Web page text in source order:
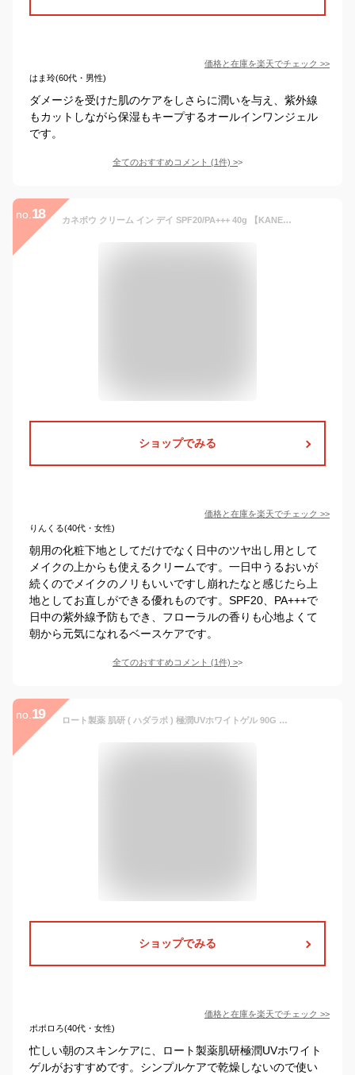
価格と在庫を楽天でチェック >>
はま玲(60代・男性)
ダメージを受けた肌のケアをしさらに潤いを与え、紫外線
もカットしながら保湿もキープするオールインワンジェル
です。
全てのおすすめコメント (1件) >
no. 18 カネボウ クリーム イン デイ SPF20/PA+++ 40g 【KANEBO】【W_195】
ショップでみる
価格と在庫を楽天でチェック >>
りんくる(40代・女性)
朝用の化粧下地としてだけでなく日中のツヤ出し用として
メイクの上からも使えるクリームです。一日中うるおいが
続くのでメイクのノリもいいですし崩れたなと感じたら上
地としてお直しができる優れものです。SPF20、PA+++で
日中の紫外線予防もでき、フローラルの香りも心地よくて
朝から元気になれるベースケアです。
全てのおすすめコメント (1件) >
no. 19 ロート製薬 肌研 ( ハダラボ ) 極潤UVホワイトゲル 90G SPF50+／PA++++ ( 4987241145676 )※パッケージ変更の場合あり
ショップでみる
価格と在庫を楽天でチェック >>
ポポロろ(40代・女性)
忙しい朝のスキンケアに、ロート製薬肌研極潤UVホワイト
ゲルがおすすめです。シンプルケアで乾燥しないので使い